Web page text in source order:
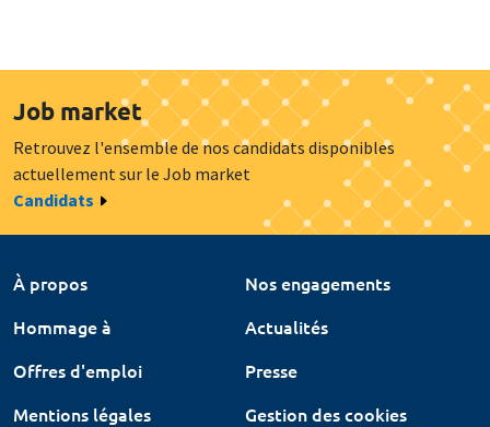
Job market
Retrouvez l'ensemble de nos candidats disponibles
actuellement sur le Job market
Candidats
À propos
Nos engagements
Hommage à
Actualités
Offres d'emploi
Presse
Mentions légales
Gestion des cookies